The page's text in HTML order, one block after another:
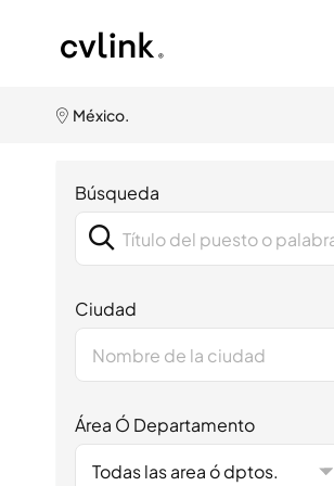
México.
Búsqueda
Ciudad
Área Ó Departamento
Todas las area ó dptos.